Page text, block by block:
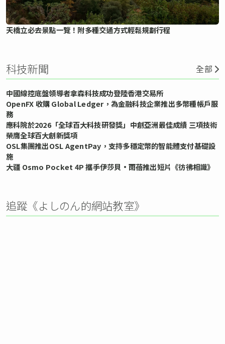
天橋立必去景點一覽！附多種交通方式輕鬆規劃行程
科技新聞 全部
中國線控底盤領導者拿森科技成功登陸香港交易所
OpenFX 收購 Global Ledger，為金融科技企業推出多幣種帳戶服
務
應科院於2026「全球百大科技研發獎」中創亞洲最佳成績 三項技術
榮膺全球百大創新獎項
OSL集團推出OSL AgentPay，支持多穩定幣的智能體支付基礎設
施
大疆 Osmo Pocket 4P 攜手伊莎貝•雨蓓推出短片《彷彿相識》
追蹤《よしのん的網站教室》